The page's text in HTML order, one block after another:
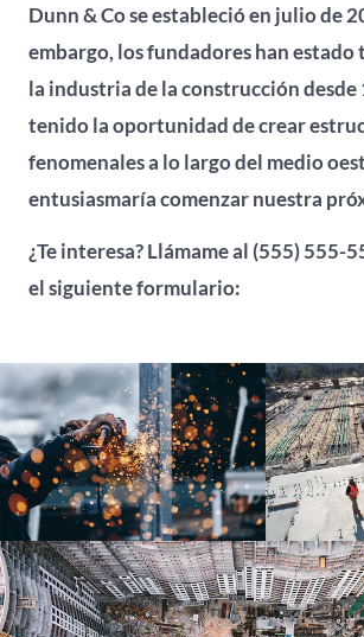
Dunn & Co se estableció en julio de
embargo, los fundadores han estado
la industria de la construcción desde
tenido la oportunidad de crear
fenomenales a lo largo del medio
entusiasmaría comenzar nuestra
¿Te interesa? Llámame al (555) 555-
el siguiente formulario: